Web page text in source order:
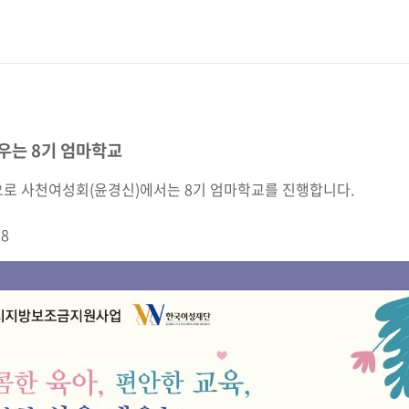
는 8기 엄마학교
사천여성회(윤경신)에서는 8기 엄마학교를 진행합니다.